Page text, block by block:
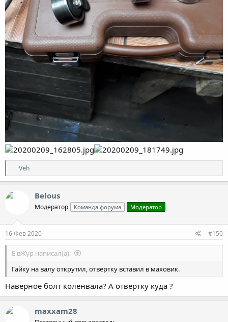
Р
е
а
:
Veh
Belous
Модератор Команда форума Модератор
16 Фев 2020 #150
Е вЖур написал(а):
Гайку на валу открутил, отвертку вставил в маховик.
Наверное болт коленвала? А отвертку куда ?
maxxam28